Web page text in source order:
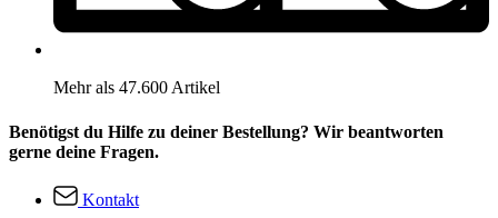
Mehr als 47.600 Artikel
Benötigst du Hilfe zu deiner Bestellung? Wir beantworten
gerne deine Fragen.
Kontakt